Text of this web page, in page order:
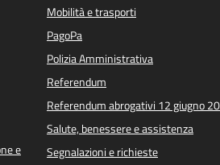
e
Mobilità e trasporti
PagoPa
Polizia Amministrativa
Referendum
Referendum abrogativi 12 giugno
Salute, benessere e assistenza
Segnalazioni e richieste